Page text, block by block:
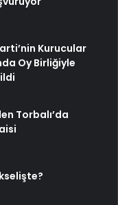
Kurucular
Oy Birliğiyle
Torbalı’da